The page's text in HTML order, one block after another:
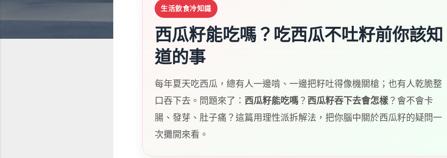
生活飲食冷知識
西瓜籽能吃嗎？吃西瓜不吐籽前你該知
道的事
每年夏天吃西瓜，總有人一邊啃、一邊把籽吐得像機關槍；也有人乾脆整
口吞下去。問題來了： 西瓜籽能吃嗎 ？ 西瓜籽吞下去會怎樣？會不會卡
腸、發芽、肚子痛？這篇用理性派拆解法，把你腦中關於西瓜籽的疑問一
次攤開來看。